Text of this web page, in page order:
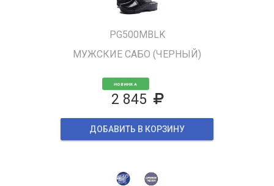
PG500MBLK
МУЖСКИЕ САБО (ЧЕРНЫЙ)
НОВИНКА
2 845
ДОБАВИТЬ В КОРЗИНУ